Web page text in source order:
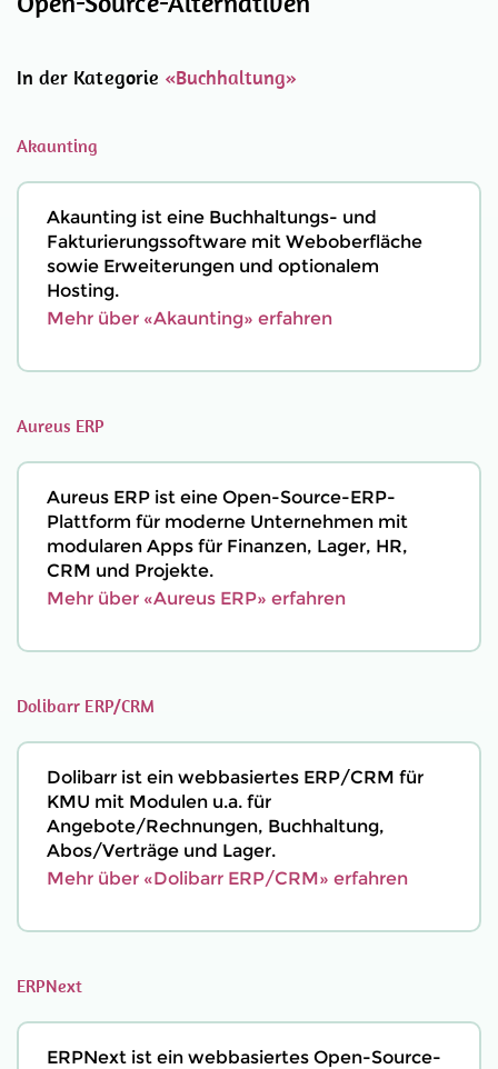
In der Kategorie «Buchhaltung»
Akaunting
Akaunting ist eine Buchhaltungs- und
Fakturierungssoftware mit Weboberfläche
sowie Erweiterungen und optionalem
Hosting.
Mehr über «Akaunting» erfahren
Aureus ERP
Aureus ERP ist eine Open-Source-ERP-
Plattform für moderne Unternehmen mit
modularen Apps für Finanzen, Lager, HR,
CRM und Projekte.
Mehr über «Aureus ERP» erfahren
Dolibarr ERP/CRM
Dolibarr ist ein webbasiertes ERP/CRM für
KMU mit Modulen u.a. für
Angebote/Rechnungen, Buchhaltung,
Abos/Verträge und Lager.
Mehr über «Dolibarr ERP/CRM» erfahren
ERPNext
ERPNext ist ein webbasiertes Open-Source-